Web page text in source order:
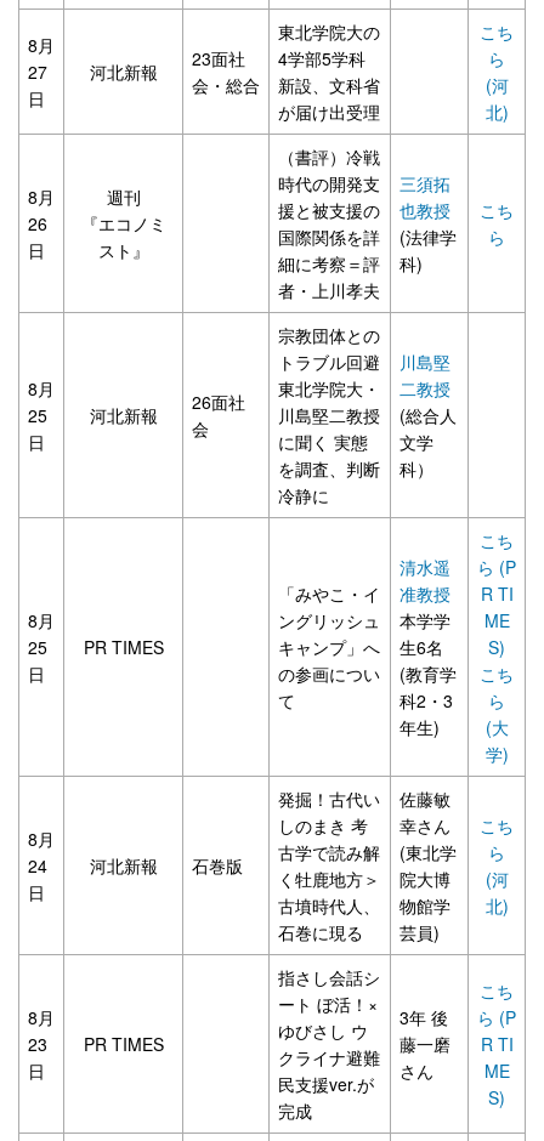
8月
27
日
河北新報
23面社
会・総合
東北学院大の
4学部5学科
新設、文科省
が届け出受理
こち
ら
(河
北)
8月
26
日
週刊
『エコノミ
スト』
（書評）冷戦
時代の開発支
援と被支援の
国際関係を詳
細に考察＝評
者・上川孝夫
三須拓
也教授
(法律学
科)
こち
ら
8月
25
日
河北新報
26面社
会
宗教団体との
トラブル回避
東北学院大・
川島堅二教授
に聞く 実態
を調査、判断
冷静に
川島堅
二教授
(総合人
文学
科）
8月
25
日
PR TIMES
「みやこ・イ
ングリッシュ
キャンプ」へ
の参画につい
て
清水遥
准教授
本学学
生6名
(教育学
科2・3
年生)
こち
ら (P
R TI
ME
S)
こち
ら
(大
学)
8月
24
日
河北新報 石巻版
発掘！古代い
しのまき 考
古学で読み解
く牡鹿地方＞
古墳時代人、
石巻に現る
佐藤敏
幸さん
(東北学
院大博
物館学
芸員)
こち
ら
(河
北)
8月
23
日
PR TIMES
指さし会話シ
ート ぼ活！×
ゆびさし ウ
クライナ避難
民支援ver.が
完成
3年 後
藤一磨
さん
こち
ら (P
R TI
ME
S)